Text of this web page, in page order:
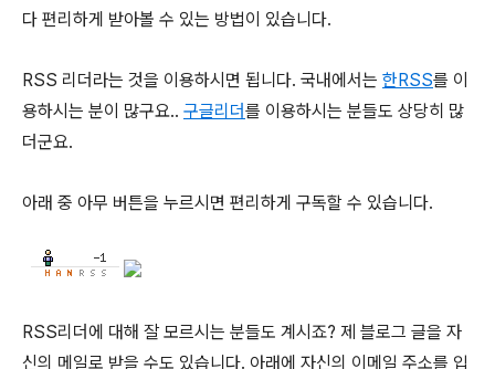
다 편리하게 받아볼 수 있는 방법이 있습니다.
RSS 리더라는 것을 이용하시면 됩니다. 국내에서는 한RSS를 이
용하시는 분이 많구요.. 구글리더를 이용하시는 분들도 상당히 많
더군요.
아래 중 아무 버튼을 누르시면 편리하게 구독할 수 있습니다.
RSS리더에 대해 잘 모르시는 분들도 계시죠? 제 블로그 글을 자
신의 메일로 받을 수도 있습니다. 아래에 자신의 이메일 주소를 입